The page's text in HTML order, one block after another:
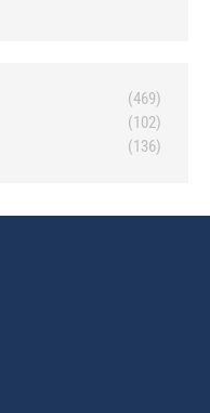
(469)
(102)
(136)